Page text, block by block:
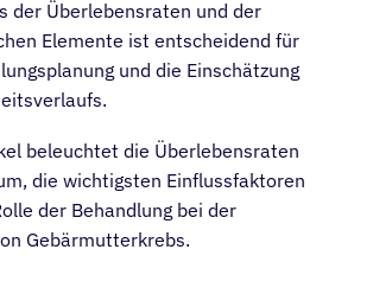
der Überlebensraten und der
Elemente ist entscheidend für
und die Einschätzung
beleuchtet die Überlebensraten
die wichtigsten Einflussfaktoren
der Behandlung bei der
Gebärmutterkrebs.